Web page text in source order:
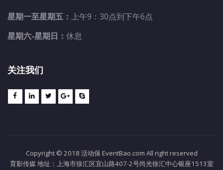
星期一至星期五： 上午9：30点到下午6点
星期六-星期日： 休息
关注我们
Copyright © 2018 活动保 EventBao.com All right reserved
育影传媒 地址：上海市徐汇区宜山路407-2号尚光徐汇中心银座1513室